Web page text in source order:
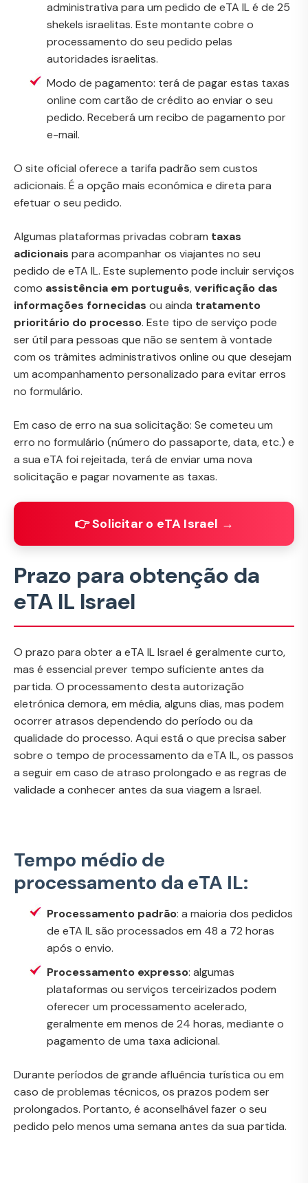
administrativa para um pedido de eTA IL é de 25
shekels israelitas. Este montante cobre o
processamento do seu pedido pelas
autoridades israelitas.
Modo de pagamento: terá de pagar estas taxas
online com cartão de crédito ao enviar o seu
pedido. Receberá um recibo de pagamento por
e-mail.
O site oficial oferece a tarifa padrão sem custos
adicionais. É a opção mais económica e direta para
efetuar o seu pedido.
Algumas plataformas privadas cobram taxas
adicionais para acompanhar os viajantes no seu
pedido de eTA IL. Este suplemento pode incluir serviços
como assistência em português,verificação das
informações fornecidas ou ainda tratamento
prioritário do processo. Este tipo de serviço pode
ser útil para pessoas que não se sentem à vontade
com os trâmites administrativos online ou que desejam
um acompanhamento personalizado para evitar erros
no formulário.
Em caso de erro na sua solicitação: Se cometeu um
erro no formulário (número do passaporte, data, etc.) e
a sua eTA foi rejeitada, terá de enviar uma nova
solicitação e pagar novamente as taxas.
👉 Solicitar o eTA Israel →
Prazo para obtenção da
eTA IL Israel
O prazo para obter a eTA IL Israel é geralmente curto,
mas é essencial prever tempo suficiente antes da
partida. O processamento desta autorização
eletrónica demora, em média, alguns dias, mas podem
ocorrer atrasos dependendo do período ou da
qualidade do processo. Aqui está o que precisa saber
sobre o tempo de processamento da eTA IL, os passos
a seguir em caso de atraso prolongado e as regras de
validade a conhecer antes da sua viagem a Israel.
Tempo médio de
processamento da eTA IL:
Processamento padrão: a maioria dos pedidos
de eTA IL são processados em 48 a 72 horas
após o envio.
Processamento expresso: algumas
plataformas ou serviços terceirizados podem
oferecer um processamento acelerado,
geralmente em menos de 24 horas, mediante o
pagamento de uma taxa adicional.
Durante períodos de grande afluência turística ou em
caso de problemas técnicos, os prazos podem ser
prolongados. Portanto, é aconselhável fazer o seu
pedido pelo menos uma semana antes da sua partida.